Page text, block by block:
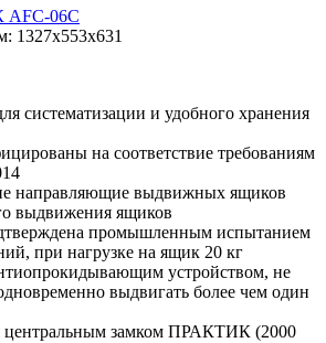
AFC-06C
1327x553x631
систематизации и удобного хранения
на соответствие требованиям
направляющие выдвижных ящиков
выдвижения ящиков
промышленным испытанием
при нагрузке на ящик 20 кг
устройством, не
выдвигать более чем один
центральным замком ПРАКТИК (2000